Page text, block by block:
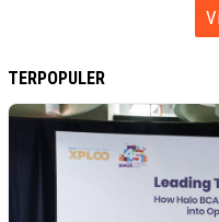
TERPOPULER